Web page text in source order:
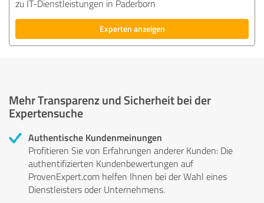
zu IT-Dienstleistungen in Paderborn
Experten anzeigen
Mehr Transparenz und Sicherheit bei der
Expertensuche
Authentische Kundenmeinungen
Profitieren Sie von Erfahrungen anderer Kunden: Die
authentifizierten Kundenbewertungen auf
ProvenExpert.com helfen Ihnen bei der Wahl eines
Dienstleisters oder Unternehmens.